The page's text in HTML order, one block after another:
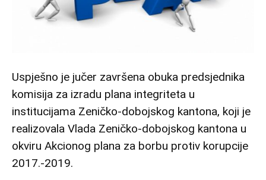
Uspješno je jučer završena obuka predsjednika
komisija za izradu plana integriteta u
institucijama Zeničko-dobojskog kantona, koji je
realizovala Vlada Zeničko-dobojskog kantona u
okviru Akcionog plana za borbu protiv korupcije
2017.-2019.